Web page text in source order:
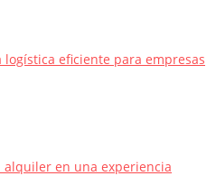
eficiente para empresas
en una experiencia